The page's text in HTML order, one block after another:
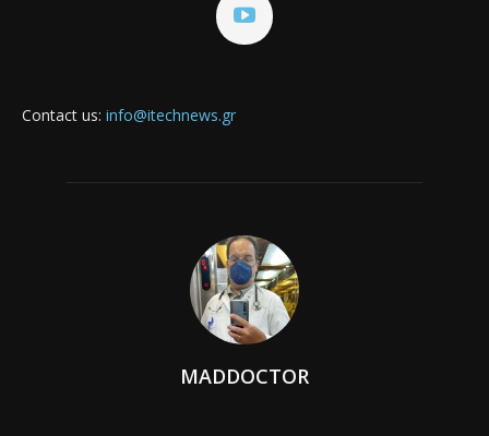
Contact us: info@itechnews.gr
MADDOCTOR